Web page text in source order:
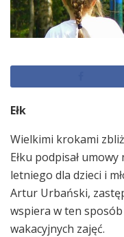
Ełk
Wielkimi krokami
Ełku podpisał
letniego dla dzieci i
Artur Urbański,
wspiera w ten
wakacyjnych zajęć.